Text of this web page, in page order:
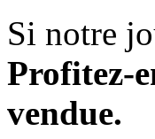
Si notre
Profitez-
vendue.